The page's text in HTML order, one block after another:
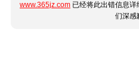
www.365jz.com 已经将此出错信息
们深感